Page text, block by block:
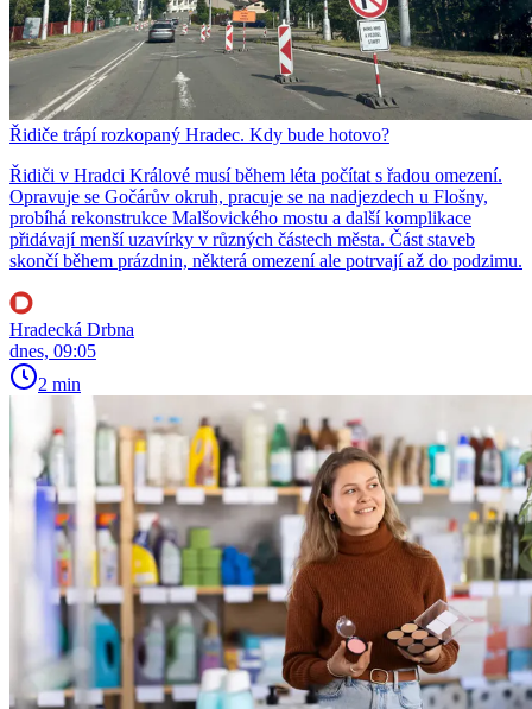
Řidiče trápí rozkopaný Hradec. Kdy bude hotovo?
Řidiči v Hradci Králové musí během léta počítat s řadou omezení.
Opravuje se Gočárův okruh, pracuje se na nadjezdech u Flošny,
probíhá rekonstrukce Malšovického mostu a další komplikace
přidávají menší uzavírky v různých částech města. Část staveb
skončí během prázdnin, některá omezení ale potrvají až do podzimu.
Hradecká Drbna
dnes, 09:05
2 min